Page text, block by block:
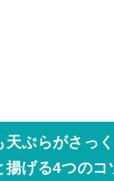
天ぷらがさっ
揚げる4つのコ